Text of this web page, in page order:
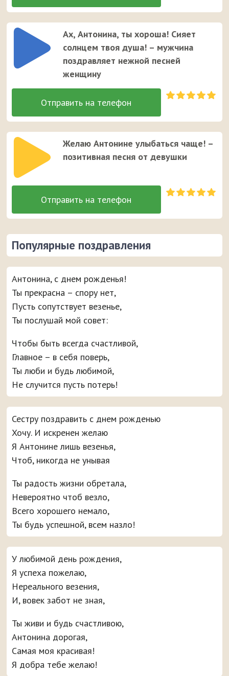
Ах, Антонина, ты хороша! Сияет
солнцем твоя душа! – мужчина
поздравляет нежной песней
женщину
Желаю Антонине улыбаться чаще! –
позитивная песня от девушки
Популярные поздравления
Антонина, с днем рожденья!
Ты прекрасна – спору нет,
Пусть сопутствует везенье,
Ты послушай мой совет:
Чтобы быть всегда счастливой,
Главное – в себя поверь,
Ты люби и будь любимой,
Не случится пусть потерь!
Сестру поздравить с днем рожденью
Хочу. И искренен желаю
Я Антонине лишь везенья,
Чтоб, никогда не унывая
Ты радость жизни обретала,
Невероятно чтоб везло,
Всего хорошего немало,
Ты будь успешной, всем назло!
У любимой день рождения,
Я успеха пожелаю,
Нереального везения,
И, вовек забот не зная,
Ты живи и будь счастливою,
Антонина дорогая,
Самая моя красивая!
Я добра тебе желаю!